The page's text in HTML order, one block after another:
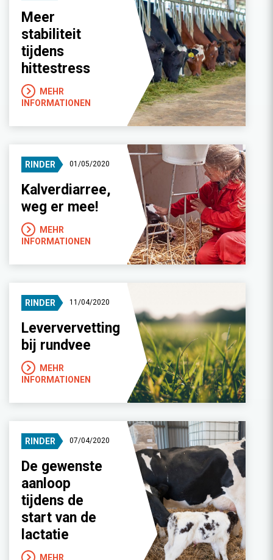
Meer
stabiliteit
tijdens
hittestress
MEHR
INFORMATIONEN
RINDER 01/05/2020
Kalverdiarree,
weg er mee!
MEHR
INFORMATIONEN
RINDER 11/04/2020
Leververvetting
bij rundvee
MEHR
INFORMATIONEN
RINDER 07/04/2020
De gewenste
aanloop
tijdens de
start van de
lactatie
MEHR